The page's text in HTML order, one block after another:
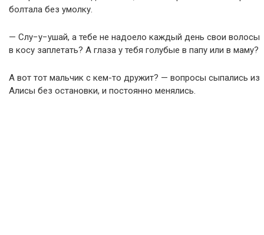
болтала без умолку.
— Слу−у−ушай, а тебе не надоело каждый день свои волосы
в косу заплетать? А глаза у тебя голубые в папу или в маму?
А вот тот мальчик с кем-то дружит? — вопросы сыпались из
Алисы без остановки, и постоянно менялись.